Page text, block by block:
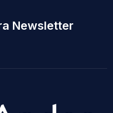
Newsletter